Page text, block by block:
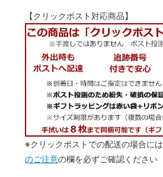
【クリックポスト対応商品】
※クリックポストでの配送の場合には
のご注意の欄を必ずご確認ください